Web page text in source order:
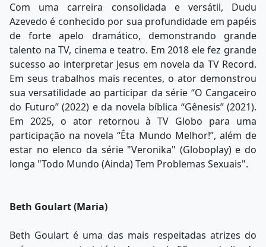
Com uma carreira consolidada e versátil, Dudu
Azevedo é conhecido por sua profundidade em papéis
de forte apelo dramático, demonstrando grande
talento na TV, cinema e teatro. Em 2018 ele fez grande
sucesso ao interpretar Jesus em novela da TV Record.
Em seus trabalhos mais recentes, o ator demonstrou
sua versatilidade ao participar da série “O Cangaceiro
do Futuro” (2022) e da novela bíblica “Gênesis” (2021).
Em 2025, o ator retornou à TV Globo para uma
participação na novela “Êta Mundo Melhor!”, além de
estar no elenco da série "Veronika" (Globoplay) e do
longa "Todo Mundo (Ainda) Tem Problemas Sexuais".
Beth Goulart (Maria)
Beth Goulart é uma das mais respeitadas atrizes do